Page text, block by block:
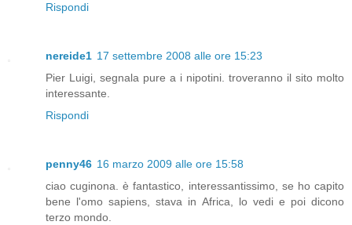
Rispondi
nereide1 17 settembre 2008 alle ore 15:23
Pier Luigi, segnala pure a i nipotini. troveranno il sito molto
interessante.
Rispondi
penny46 16 marzo 2009 alle ore 15:58
ciao cuginona. è fantastico, interessantissimo, se ho capito
bene l'omo sapiens, stava in Africa, lo vedi e poi dicono
terzo mondo.